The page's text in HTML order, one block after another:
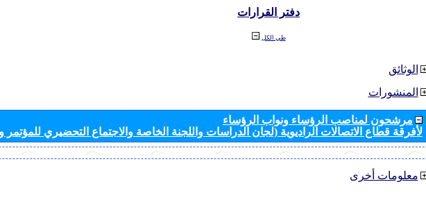
دفتر القرارات
طي الكل
الوثائق
المنشورات
مرشحون لمناصب الرؤساء ونواب الرؤساء
لأفرقة قطاع الاتصالات الراديوية (لجان الدراسات واللجنة الخاصة والاجتماع التحضيري للمؤتمر
معلومات أخرى